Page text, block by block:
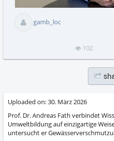
gamb_loc
102
Uploaded on:30. März 2026
Prof. Dr. Andreas Fath verbindet
Umweltbildung auf einzigartige
untersucht er